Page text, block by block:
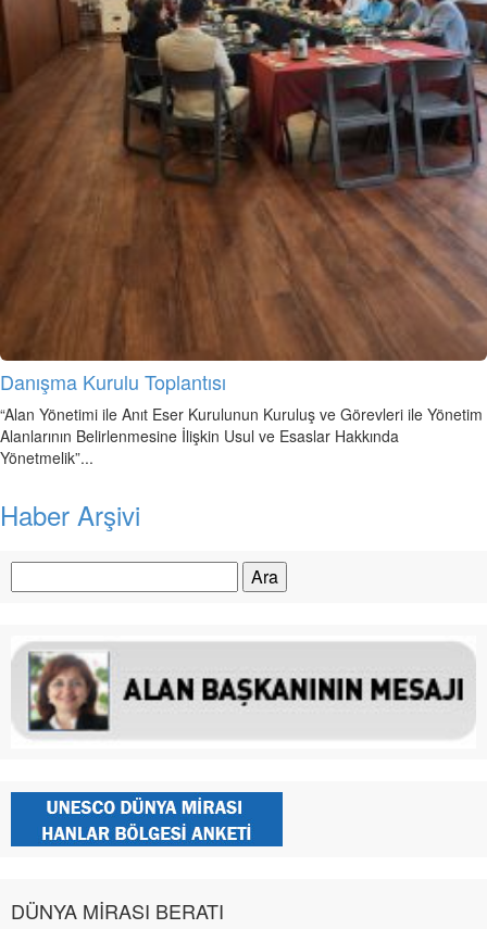
Danışma Kurulu Toplantısı
“Alan Yönetimi ile Anıt Eser Kurulunun Kuruluş ve Görevleri ile Yönetim
Alanlarının Belirlenmesine İlişkin Usul ve Esaslar Hakkında
Yönetmelik”...
Haber Arşivi
DÜNYA MİRASI BERATI